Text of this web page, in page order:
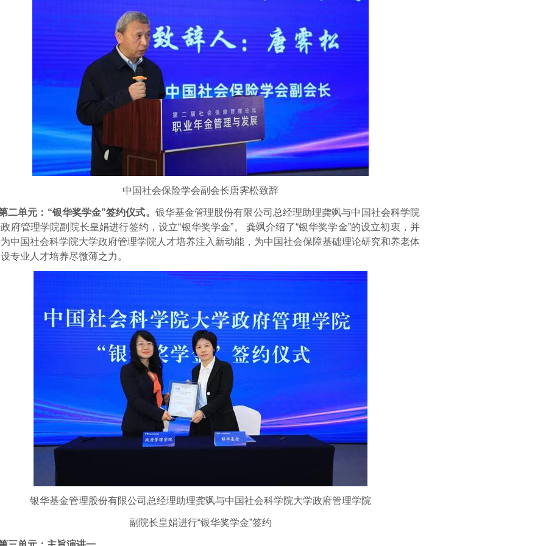
中国社会保险学会副会长唐霁松致辞
二单元：“银华奖学金”签约仪式。 银华基金管理股份有限公司总经理助理龚飒与中国社会科学院
府管理学院副院长皇娟进行签约，设立“银华奖学金”。 龚飒介绍了“银华奖学金”的设立初衷，并
中国社会科学院大学政府管理学院人才培养注入新动能，为中国社会保障基础理论研究和养老体
专业人才培养尽微薄之力。
银华基金管理股份有限公司总经理助理龚飒与中国社会科学院大学政府管理学院
副院长皇娟进行“银华奖学金”签约